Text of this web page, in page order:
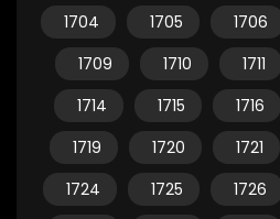
1704
1705 1706
1709
1710 1711
1714
1715 1716
1719
1720 1721
1724
1725 1726